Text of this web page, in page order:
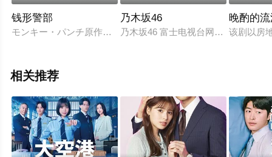
钱形警部
モンキー・パンチ原作の「ルパン三世」に登場する銭形警部
乃木坂46
乃木坂46 富士电视台网络配信从今
晚酌的
该剧以房
相关推荐